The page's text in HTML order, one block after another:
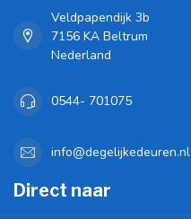
Veldpapendijk 3b
7156 KA Beltrum
Nederland
0544- 701075
info@degelijkedeuren.nl
Direct naar